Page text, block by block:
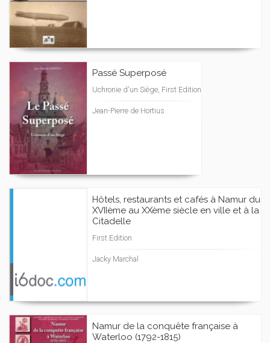
Passé Superposé
Uchronie d'un Siège, First Edition
Jean-Pierre de Hortius
Hôtels, restaurants et cafés à Namur du
XVIIème au XXème siècle en ville et à la
Citadelle
First Edition
Jacky Marchal
Namur de la conquête française à
Waterloo (1792-1815)